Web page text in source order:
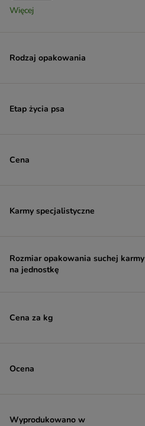
PURINA ONE
PURINA PRO PLAN
Rafi
Rosie's Farm
Royal Canin Club/ Selection
Simpsons Premium
Trovet
Ultima
Wiejska Zagroda
4Vets
Jagnięcina
Więcej
Rodzaj opakowania
Etap życia psa
Cena
Karmy specjalistyczne
Rozmiar opakowania suchej karmy
na jednostkę
Cena za kg
Ocena
Wyprodukowano w